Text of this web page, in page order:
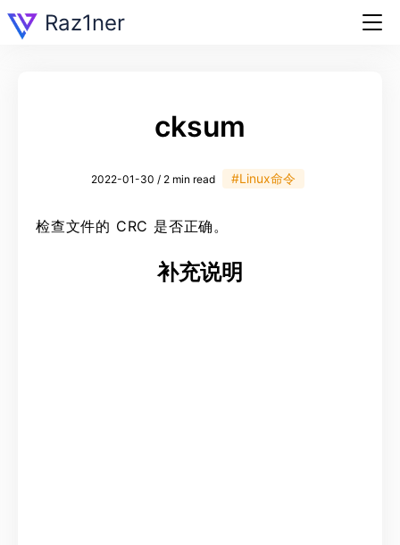
Raz1ner
cksum
2022-01-30 / 2 min read #Linux命令
检查文件的 CRC 是否正确。
补充说明